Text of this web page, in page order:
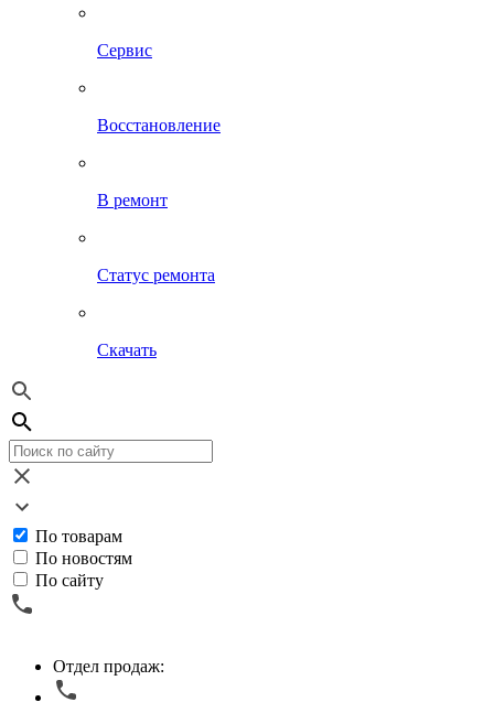
Сервис
Восстановление
В ремонт
Статус ремонта
Скачать
По товарам
По новостям
По сайту
Отдел продаж: